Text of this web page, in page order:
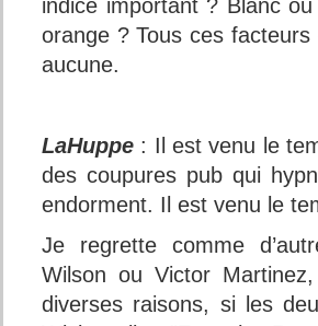
indice important ? Blanc
orange ? Tous ces
aucune.
LaHuppe : Il est venu le
des coupures pub qui
endorment. Il est venu le
Je regrette comme
Wilson ou Victor
diverses raisons, si les